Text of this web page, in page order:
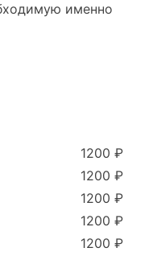
именно
1200 ₽
1200 ₽
1200 ₽
1200 ₽
1200 ₽